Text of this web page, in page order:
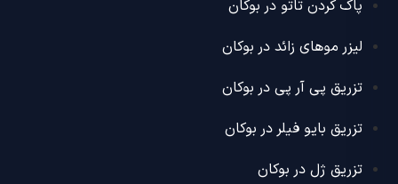
پاک کردن تاتو در بوکان
لیزر موهای زائد در بوکان
تزریق پی آر پی در بوکان
تزریق بایو فیلر در بوکان
تزریق ژل در بوکان